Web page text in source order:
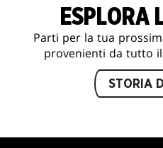
ESPLORA
Parti per la tua
provenienti da tutto
STORIA